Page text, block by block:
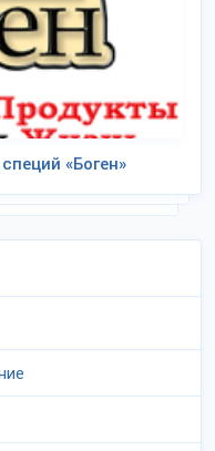
«Боген»